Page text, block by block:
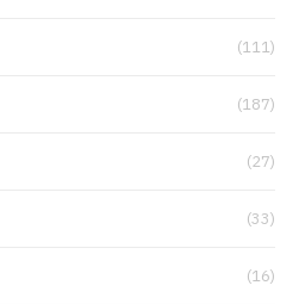
(111)
(187)
(27)
(33)
(16)